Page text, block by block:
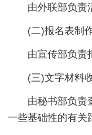
由外联部负责
(二)报名表制
由宣传部负责
(三)文字材料
由秘书部负责查
一些基础性的有关